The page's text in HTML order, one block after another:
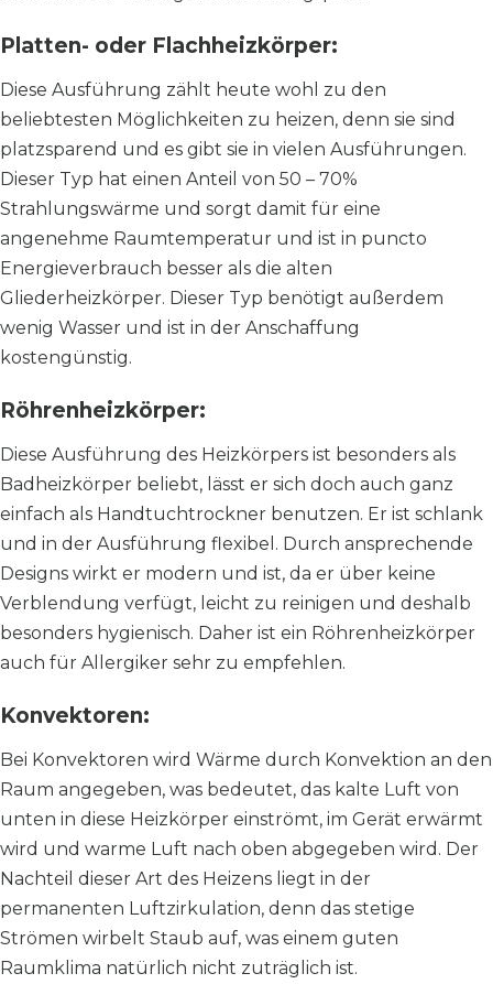
Platten- oder Flachheizkörper:
Diese Ausführung zählt heute wohl zu den
beliebtesten Möglichkeiten zu heizen, denn sie sind
platzsparend und es gibt sie in vielen Ausführungen.
Dieser Typ hat einen Anteil von 50 – 70%
Strahlungswärme und sorgt damit für eine
angenehme Raumtemperatur und ist in puncto
Energieverbrauch besser als die alten
Gliederheizkörper. Dieser Typ benötigt außerdem
wenig Wasser und ist in der Anschaffung
kostengünstig.
Röhrenheizkörper:
Diese Ausführung des Heizkörpers ist besonders als
Badheizkörper beliebt, lässt er sich doch auch ganz
einfach als Handtuchtrockner benutzen. Er ist schlank
und in der Ausführung flexibel. Durch ansprechende
Designs wirkt er modern und ist, da er über keine
Verblendung verfügt, leicht zu reinigen und deshalb
besonders hygienisch. Daher ist ein Röhrenheizkörper
auch für Allergiker sehr zu empfehlen.
Konvektoren:
Bei Konvektoren wird Wärme durch Konvektion an den
Raum angegeben, was bedeutet, das kalte Luft von
unten in diese Heizkörper einströmt, im Gerät erwärmt
wird und warme Luft nach oben abgegeben wird. Der
Nachteil dieser Art des Heizens liegt in der
permanenten Luftzirkulation, denn das stetige
Strömen wirbelt Staub auf, was einem guten
Raumklima natürlich nicht zuträglich ist.